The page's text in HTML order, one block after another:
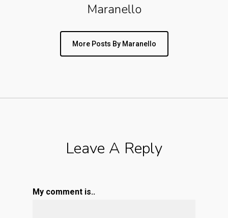
Maranello
More Posts By Maranello
Leave A Reply
My comment is..